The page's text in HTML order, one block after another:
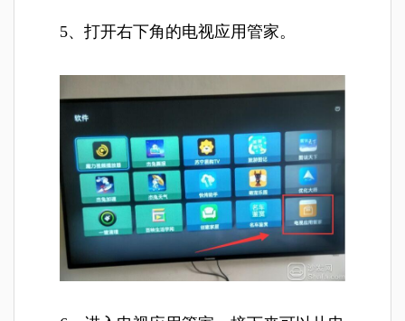
5、打开右下角的电视应用管家。